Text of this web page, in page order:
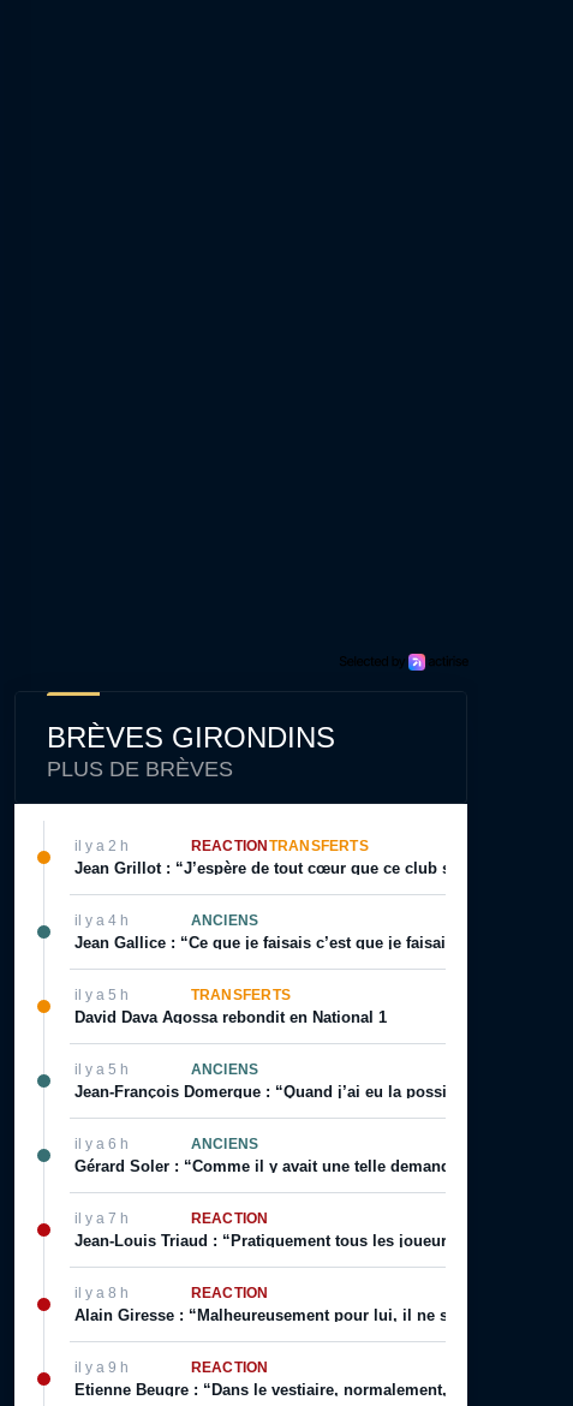
BRÈVES GIRONDINS
PLUS DE BRÈVES
il y a 2 h RÉACTION TRANSFERTS
Jean Grillot : “J’espère de tout cœur que ce club se relèvera”
il y a 4 h ANCIENS
Jean Gallice : “Ce que je faisais c’est que je faisais visiter le
il y a 5 h TRANSFERTS
David Dava Agossa rebondit en National 1
il y a 5 h ANCIENS
Jean-François Domergue : “Quand j’ai eu la possibilité d’avoir
il y a 6 h ANCIENS
Gérard Soler : “Comme il y avait une telle demande, on m’a
il y a 7 h RÉACTION
Jean-Louis Triaud : “Pratiquement tous les joueurs qui sont
il y a 8 h RÉACTION
Alain Giresse : “Malheureusement pour lui, il ne s’en est jamais
il y a 9 h RÉACTION
Etienne Beugre : “Dans le vestiaire, normalement, chaque